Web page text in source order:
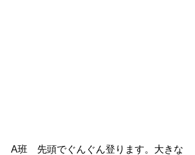
A班　先頭でぐんぐん登ります。大きな